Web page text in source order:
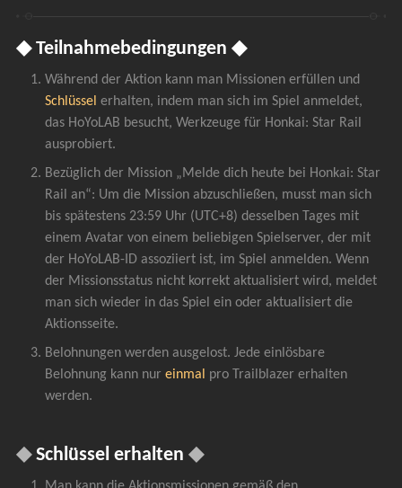
◆ Teilnahmebedingungen ◆
Während der Aktion kann man Missionen erfüllen und
Schlüssel erhalten, indem man sich im Spiel anmeldet,
das HoYoLAB besucht, Werkzeuge für Honkai: Star Rail
ausprobiert.
Bezüglich der Mission „Melde dich heute bei Honkai: Star
Rail an“: Um die Mission abzuschließen, musst man sich
bis spätestens 23:59 Uhr (UTC+8) desselben Tages mit
einem Avatar von einem beliebigen Spielserver, der mit
der HoYoLAB-ID assoziiert ist, im Spiel anmelden. Wenn
der Missionsstatus nicht korrekt aktualisiert wird, meldet
man sich wieder in das Spiel ein oder aktualisiert die
Aktionsseite.
Belohnungen werden ausgelost. Jede einlösbare
Belohnung kann nur einmal pro Trailblazer erhalten
werden.
◆ Schlüssel erhalten ◆